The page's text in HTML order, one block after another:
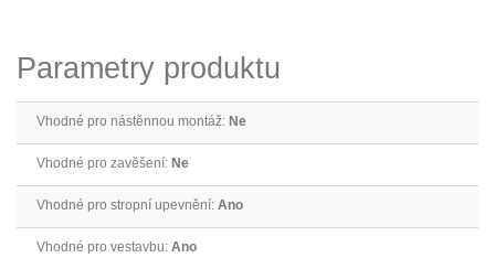
Parametry produktu
Vhodné pro nástěnnou montáž: Ne
Vhodné pro zavěšení: Ne
Vhodné pro stropní upevnění: Ano
Vhodné pro vestavbu: Ano